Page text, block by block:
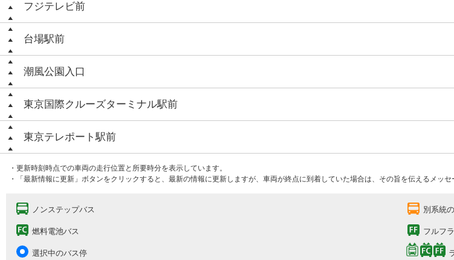
フジテレビ前
台場駅前
潮風公園入口
東京国際クルーズターミナル駅前
東京テレポート駅前
・更新時刻時点での車両の走行位置と所要時分を表示しています。
・「最新情報に更新」ボタンをクリックすると、最新の情報に更新しますが、車両が終点に到着していた場合は、その旨を伝えるメッセ
ノンステップバス 別系統
燃料電池バス フルフ
選択中のバス停